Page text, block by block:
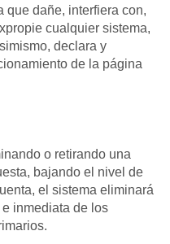
que dañe, interfiera con,
cualquier sistema,
declara y
de la página
o retirando una
bajando el nivel de
el sistema eliminará
inmediata de los